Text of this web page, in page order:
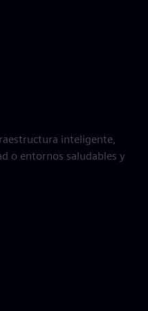
inteligente,
o entornos saludables y